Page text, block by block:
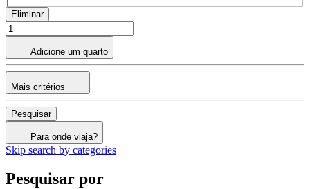
Eliminar
Adicione um quarto
Mais critérios
Pesquisar
Para onde viaja?
Skip search by categories
Pesquisar por